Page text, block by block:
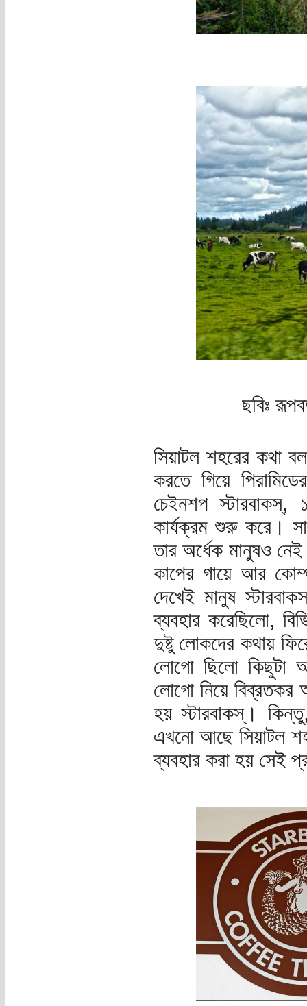
ছবিঃ
সিয়াটল শহরের কথা
করতে গিয়ে
চেইনশপ স্টারবাকস্,
কার্যক্রম শুরু করে।
তার অর্ধেক মানুষও
কাপের গায়ে আর
দেখেই মানুষ
ব্যবহার করেছিলো,
দুষ্টু লোকদের কথায়
লোগো ছিলো কিছুটা
লোগো নিয়ে বিব্রতকর
হয় স্টারবাকস্।
এখনো আছে সিয়াটল
ব্যবহার করা হয় সেই